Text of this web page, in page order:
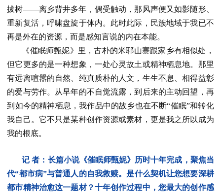
拔树——离乡背井多年，偶受触动，那风声便又如影随形、
重新复活，呼啸盘旋于体内。此时此际，民族地域于我已不
再是外在的资源，而是感知言说的内在本能。
《催眠师甄妮》里，古朴的米耶山寨跟家乡有相似处，
但它更多的是一种想象，一处心灵故土或精神栖息地。那里
有远离喧嚣的自然、纯真质朴的人文，生生不息、相得益彰
的爱与劳作。从早年的不自觉流露，到后来的主动回望，再
到如今的精神栖息，我作品中的故乡也在不断“催眠”和转化
我自己。它不只是某种创作资源或素材，更是我之所以成为
我的根底。
记 者：长篇小说《催眠师甄妮》历时十年完成，聚焦当
代“都市病”与普通人的自我救赎。是什么契机让您想要深耕
都市精神治愈这一题材？十年创作过程中，您最大的创作感